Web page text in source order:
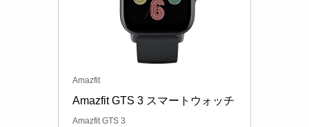
Amazfit
Amazfit GTS 3